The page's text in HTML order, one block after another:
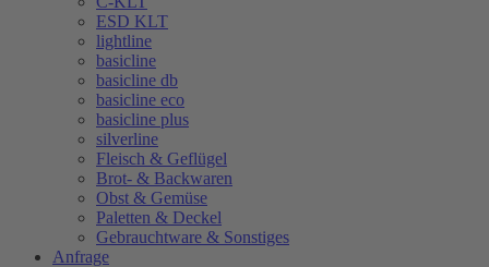
ESD KLT
lightline
basicline
basicline db
basicline eco
basicline plus
silverline
Fleisch & Geflügel
Brot- & Backwaren
Obst & Gemüse
Paletten & Deckel
Gebrauchtware & Sonstiges
Anfrage